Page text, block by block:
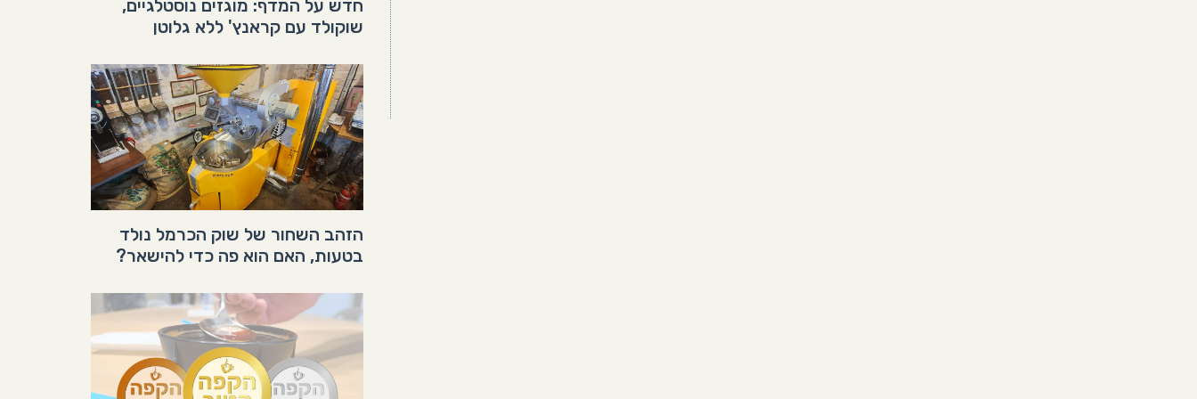
חדש על המדף: מוגזים נוסטלגיים,
שוקולד עם קראנץ' ללא גלוטן
הזהב השחור של שוק הכרמל נולד
בטעות, האם הוא פה כדי להישאר?